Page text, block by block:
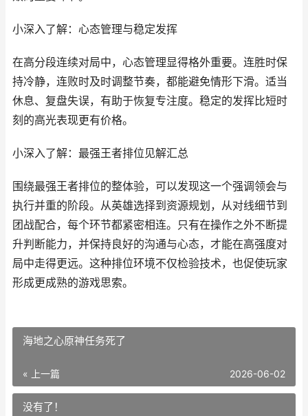
小深入了解：心态管理与稳定发挥
在高分段连续对局中，心态管理显得格外重要。连胜时保
持冷静，连败时及时调整节奏，都能避免情形下滑。适当
休息、复盘失误，有助于恢复专注度。稳定的发挥比短时
刻的高光表现更有价格。
小深入了解：最强王者排位见解汇总
围绕最强王者排位的整体验，可以发现这一个强调领会与
执行并重的阶段。从英雄选择到资源规划，从对线细节到
团战配合，每个环节都紧密相连。只有在操作之外不断提
升判断能力，并保持良好的沟通与心态，才能在高强度对
局中走得更远。这种排位环境不仅检验技术，也促使玩家
形成更成熟的游戏思索。
海地之心原神任务死了
« 上一篇 2026-06-02
没有了！